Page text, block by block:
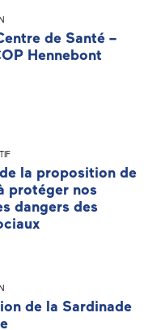
de Santé –
Hennebont
la proposition de
protéger nos
dangers des
de la Sardinade